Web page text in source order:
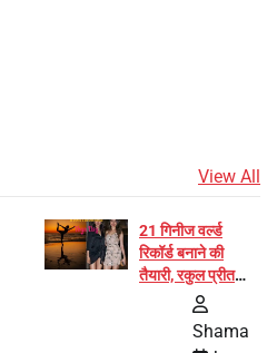
View All
21 गिनीज वर्ल्ड
रिकॉर्ड बनाने की
तैयारी, रकुल प्रीत
और प्रज्ञा जायसवाल
Shama